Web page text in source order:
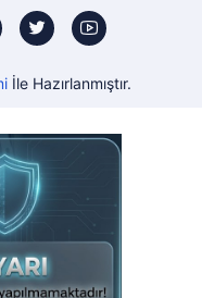
İle Hazırlanmıştır.